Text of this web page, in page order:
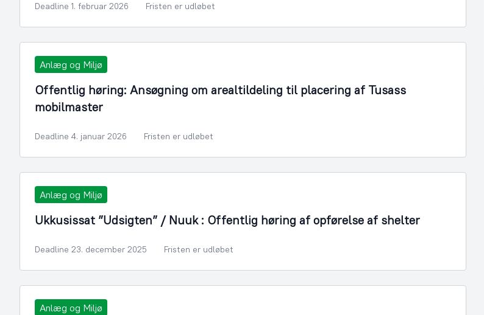
Deadline 1. februar 2026 Fristen er udløbet
Anlæg og Miljø
Offentlig høring: Ansøgning om arealtildeling til placering af Tusass
mobilmaster
Deadline 4. januar 2026 Fristen er udløbet
Anlæg og Miljø
Ukkusissat ”Udsigten” / Nuuk : Offentlig høring af opførelse af shelter
Deadline 23. december 2025 Fristen er udløbet
Anlæg og Miljø